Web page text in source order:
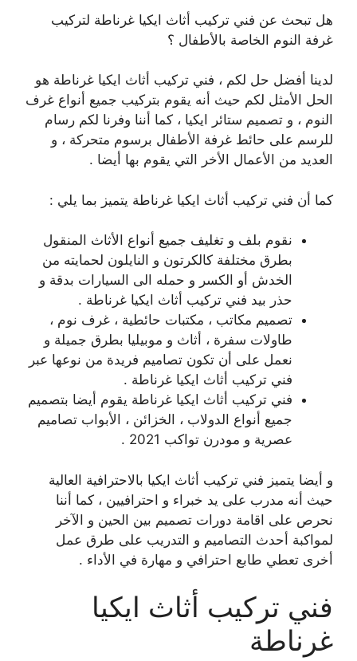
هل تبحث عن فني تركيب أثاث ايكيا غرناطة لتركيب
غرفة النوم الخاصة بالأطفال ؟
لدينا أفضل حل لكم ، فني تركيب أثاث ايكيا غرناطة هو
الحل الأمثل لكم حيث أنه يقوم بتركيب جميع أنواع غرف
النوم ، و تصميم ستائر ايكيا ، كما أننا وفرنا لكم رسام
للرسم على حائط غرفة الأطفال برسوم متحركة ، و
العديد من الأعمال الأخر التي يقوم بها أيضا .
كما أن فني تركيب أثاث ايكيا غرناطة يتميز بما يلي :
نقوم بلف و تغليف جميع أنواع الأثاث المنقول
بطرق مختلفة كالكرتون و النايلون لحمايته من
الخدش أو الكسر و حمله الى السيارات بدقة و
حذر بيد فني تركيب أثاث ايكيا غرناطة .
تصميم مكاتب ، مكتبات حائطية ، غرف نوم ،
طاولات سفرة ، أثاث و موبيليا بطرق جميلة و
نعمل على أن تكون تصاميم فريدة من نوعها عبر
فني تركيب أثاث ايكيا غرناطة .
فني تركيب أثاث ايكيا غرناطة يقوم أيضا بتصميم
جميع أنواع الدولاب ، الخزائن ، الأبواب تصاميم
عصرية و مودرن تواكب 2021 .
و أيضا يتميز فني تركيب أثاث ايكيا بالاحترافية العالية
حيث أنه مدرب على يد خبراء و احترافيين ، كما أننا
نحرص على اقامة دورات تصميم بين الحين و الآخر
لمواكبة أحدث التصاميم و التدريب على طرق عمل
أخرى تعطي طابع احترافي و مهارة في الأداء .
فني تركيب أثاث ايكيا
غرناطة